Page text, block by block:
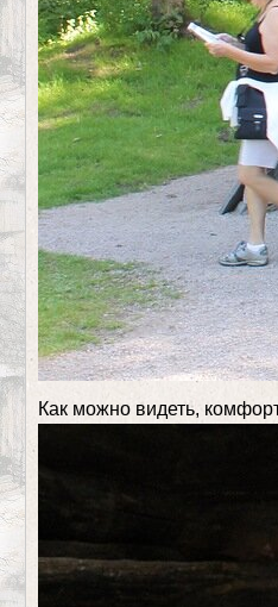
Как можно видеть,